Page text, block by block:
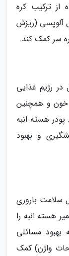
از ترکیب کره
آلوپسی (ریزش
سر کمک کند.
در رژیم غذایی
و همچنین
هسته انبه
و بهبود
سلامت باروری
هسته انبه را
بهبود مسائلی
واژن) کمک